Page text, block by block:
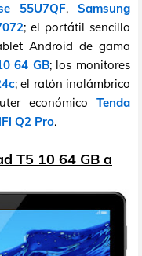
55U7QF,Samsung
; el portátil sencillo
Android de gama
64 GB; los monitores
; el ratón inalámbrico
económicoTenda
Q2 Pro.
T5 10 64 GB a